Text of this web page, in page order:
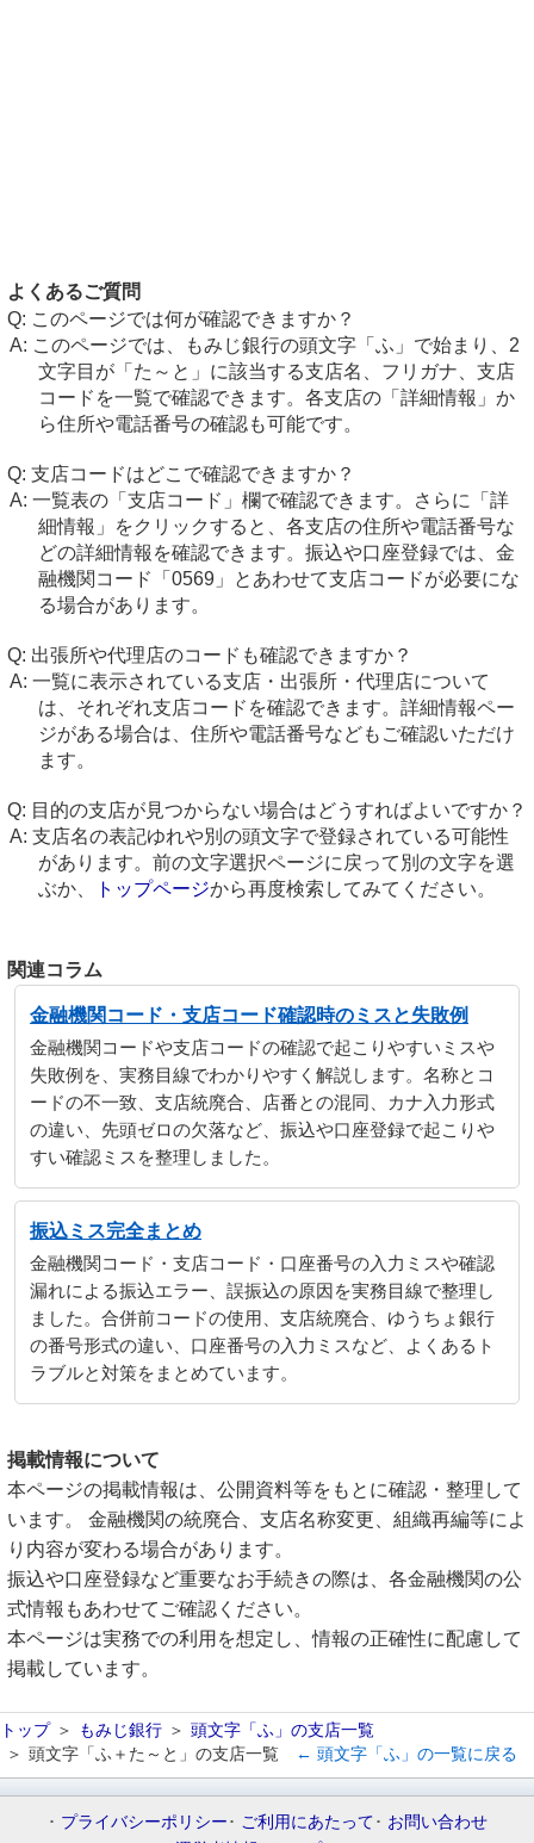
よくあるご質問
このページでは何が確認できますか？
このページでは、もみじ銀行の頭文字「ふ」で始まり、2
文字目が「た～と」に該当する支店名、フリガナ、支店
コードを一覧で確認できます。各支店の「詳細情報」か
ら住所や電話番号の確認も可能です。
支店コードはどこで確認できますか？
一覧表の「支店コード」欄で確認できます。さらに「詳
細情報」をクリックすると、各支店の住所や電話番号な
どの詳細情報を確認できます。振込や口座登録では、金
融機関コード「0569」とあわせて支店コードが必要にな
る場合があります。
出張所や代理店のコードも確認できますか？
一覧に表示されている支店・出張所・代理店について
は、それぞれ支店コードを確認できます。詳細情報ペー
ジがある場合は、住所や電話番号などもご確認いただけ
ます。
目的の支店が見つからない場合はどうすればよいですか？
支店名の表記ゆれや別の頭文字で登録されている可能性
があります。前の文字選択ページに戻って別の文字を選
ぶか、
トップページから再度検索してみてください。
関連コラム
金融機関コード・支店コード確認時のミスと失敗例
金融機関コードや支店コードの確認で起こりやすいミスや
失敗例を、実務目線でわかりやすく解説します。名称とコ
ードの不一致、支店統廃合、店番との混同、カナ入力形式
の違い、先頭ゼロの欠落など、振込や口座登録で起こりや
すい確認ミスを整理しました。
振込ミス完全まとめ
金融機関コード・支店コード・口座番号の入力ミスや確認
漏れによる振込エラー、誤振込の原因を実務目線で整理し
ました。合併前コードの使用、支店統廃合、ゆうちょ銀行
の番号形式の違い、口座番号の入力ミスなど、よくあるト
ラブルと対策をまとめています。
掲載情報について
本ページの掲載情報は、公開資料等をもとに確認・整理して
います。 金融機関の統廃合、支店名称変更、組織再編等によ
り内容が変わる場合があります。
振込や口座登録など重要なお手続きの際は、各金融機関の公
式情報もあわせてご確認ください。
本ページは実務での利用を想定し、情報の正確性に配慮して
掲載しています。
トップ もみじ銀行
頭文字「ふ」の支店一覧
頭文字「ふ＋た～と」の支店一覧
← 頭文字「ふ」の一覧に戻る
プライバシーポリシー ご利用にあたって
お問い合わせ